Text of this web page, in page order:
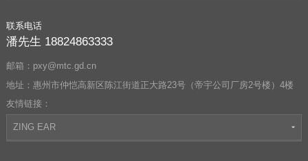
联系电话
潘先生 18824863333
邮箱：pxy@mtc.gd.cn
地址：惠州市仲恺高新区陈江街道正大路23号（帝宇公司厂房2号楼）4楼
友情链接：
ZING EAR